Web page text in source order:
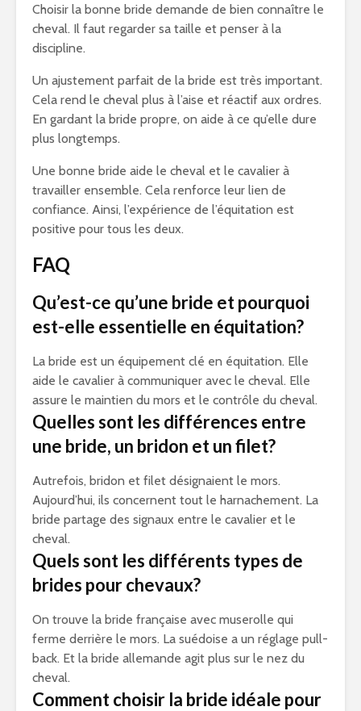
Choisir la bonne bride demande de bien connaître le
cheval. Il faut regarder sa taille et penser à la
discipline.
Un ajustement parfait de la bride est très important.
Cela rend le cheval plus à l’aise et réactif aux ordres.
En gardant la bride propre, on aide à ce qu’elle dure
plus longtemps.
Une bonne bride aide le cheval et le cavalier à
travailler ensemble. Cela renforce leur lien de
confiance. Ainsi, l’expérience de l’équitation est
positive pour tous les deux.
FAQ
Qu’est-ce qu’une bride et pourquoi
est-elle essentielle en équitation?
La bride est un équipement clé en équitation. Elle
aide le cavalier à communiquer avec le cheval. Elle
assure le maintien du mors et le contrôle du cheval.
Quelles sont les différences entre
une bride, un bridon et un filet?
Autrefois, bridon et filet désignaient le mors.
Aujourd’hui, ils concernent tout le harnachement. La
bride partage des signaux entre le cavalier et le
cheval.
Quels sont les différents types de
brides pour chevaux?
On trouve la bride française avec muserolle qui
ferme derrière le mors. La suédoise a un réglage pull-
back. Et la bride allemande agit plus sur le nez du
cheval.
Comment choisir la bride idéale pour